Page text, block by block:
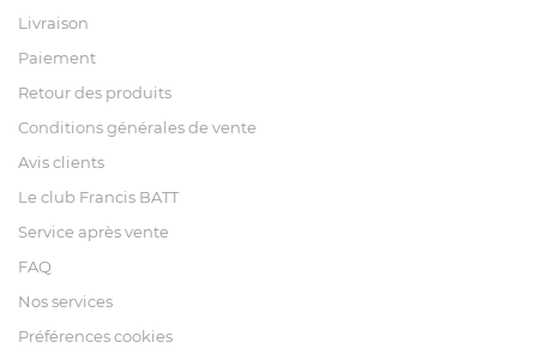
Livraison
Paiement
Retour des produits
Conditions générales de vente
Avis clients
Le club Francis BATT
Service après vente
FAQ
Nos services
Préférences cookies